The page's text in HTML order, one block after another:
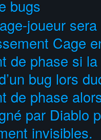
bugs
joueur
Cage
de phase si
bug lors
de phase
par Diablo
invisibles.